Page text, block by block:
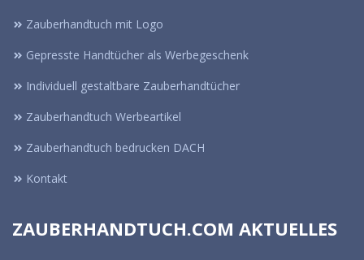
Zauberhandtuch mit Logo
Gepresste Handtücher als Werbegeschenk
Individuell gestaltbare Zauberhandtücher
Zauberhandtuch Werbeartikel
Zauberhandtuch bedrucken DACH
Kontakt
ZAUBERHANDTUCH.COM AKTUELLES